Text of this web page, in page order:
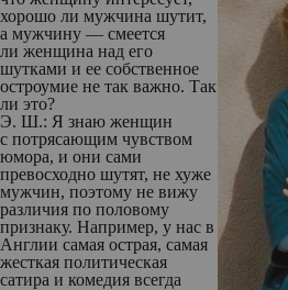
хорошо ли мужчина шутит,
а мужчину — смеется
ли женщина над его
шутками и ее собственное
остроумие не так важно. Так
ли это?
Э. Ш.: Я знаю женщин
с потрясающим чувством
юмора, и они сами
превосходно шутят, не хуже
мужчин, поэтому не вижу
различия по половому
признаку. Например, у нас в
Англии самая острая, самая
жесткая политическая
сатира и комедия всегда